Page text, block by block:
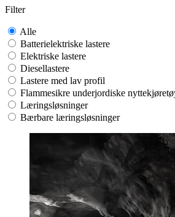
Filter
Alle
Batterielektriske lastere
Elektriske lastere
Diesellastere
Lastere med lav profil
Flammesikre underjordiske
Læringsløsninger
Bærbare læringsløsninger